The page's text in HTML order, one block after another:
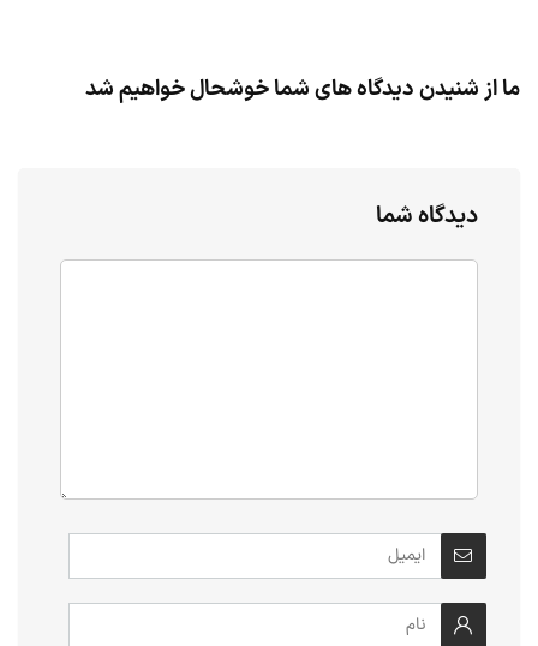
ما از شنیدن دیدگاه های شما خوشحال خواهیم شد
دیدگاه شما